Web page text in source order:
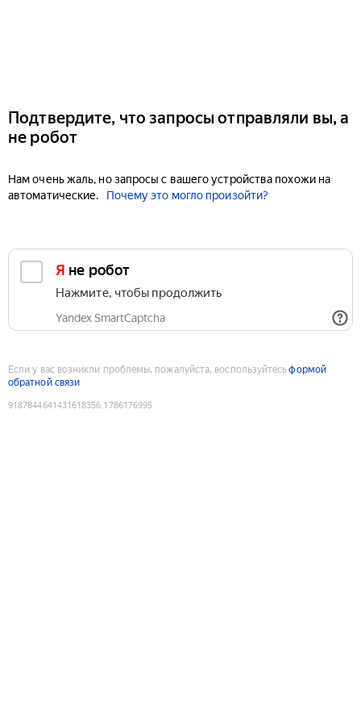
Подтвердите, что запросы отправляли вы, а
не робот
Нам очень жаль, но запросы с вашего устройства похожи на
автоматические.
Почему это могло произойти?
Я не робот
Нажмите, чтобы продолжить
Yandex SmartCaptcha
Если у вас возникли проблемы, пожалуйста, воспользуйтесьформой
обратной связи
9187844641431618356:1786176995